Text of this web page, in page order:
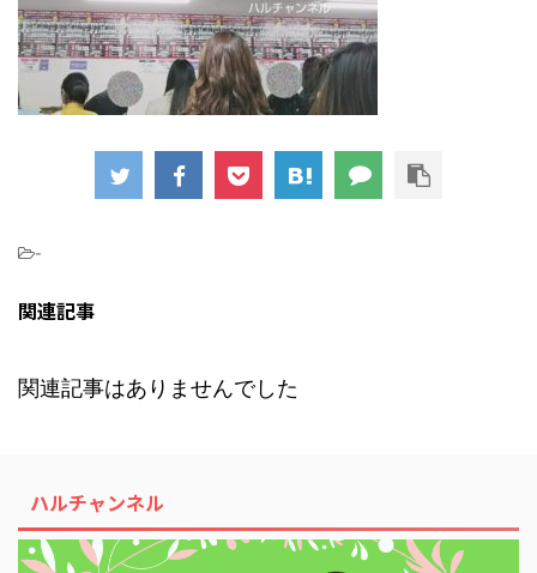
-
関連記事
関連記事はありませんでした
ハルチャンネル